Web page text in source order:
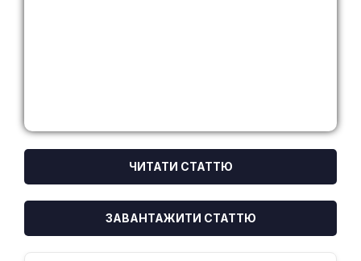
ЧИТАТИ СТАТТЮ
ЗАВАНТАЖИТИ СТАТТЮ